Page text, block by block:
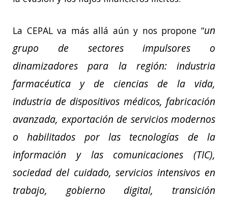
La CEPAL va más allá aún y nos propone “un
grupo de sectores impulsores o
dinamizadores para la región: industria
farmacéutica y de ciencias de la vida,
industria de dispositivos médicos, fabricación
avanzada, exportación de servicios modernos
o habilitados por las tecnologías de la
información y las comunicaciones (TIC),
sociedad del cuidado, servicios intensivos en
trabajo, gobierno digital, transición